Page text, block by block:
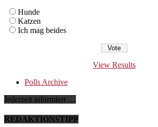
Hunde
Katzen
Ich mag beides
View Results
Polls Archive
Jederzeit informiert …
REDAKTIONSTIPP